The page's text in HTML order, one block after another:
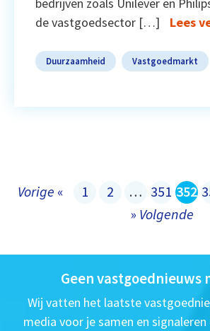
de vastgoedsector […]
Lees
Duurzaamheid Vastgoedmarkt
Vorige « 1 2 … 351 352
» Volgende
Geen vastgoednieuws
Wij vatten het laatste
media voor je samen en